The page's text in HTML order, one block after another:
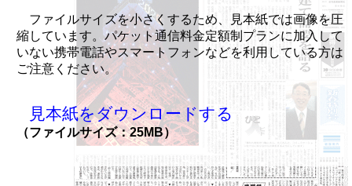
ファイルサイズを小さくするため、見本紙では画像を圧
縮しています。パケット通信料金定額制プランに加入して
いない携帯電話やスマートフォンなどを利用している方は
ご注意ください。
見本紙をダウンロードする
（ファイルサイズ：25MB）